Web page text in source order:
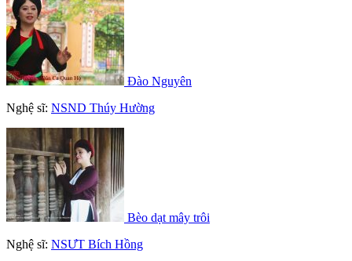
Đào Nguyên
Nghệ sĩ: NSND Thúy Hường
Bèo dạt mây trôi
Nghệ sĩ: NSƯT Bích Hồng